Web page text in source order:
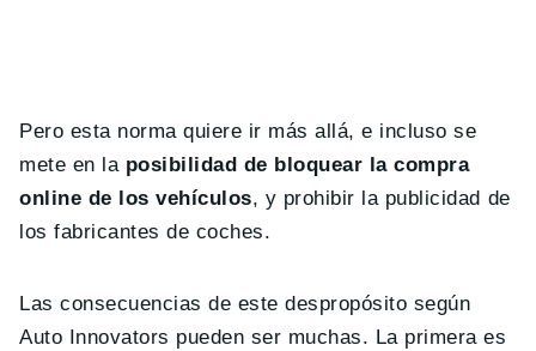
Pero esta norma quiere ir más allá, e incluso se
mete en la posibilidad de bloquear la compra
online de los vehículos, y prohibir la publicidad de
los fabricantes de coches.
Las consecuencias de este despropósito según
Auto Innovators pueden ser muchas. La primera es